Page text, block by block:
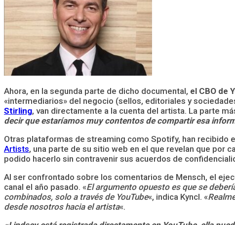
Ahora, en la segunda parte de dicho documental, el CBO de
«intermediarios» del negocio (sellos, editoriales y
Stirling, van directamente a la cuenta del artista. La parte
decir que estaríamos muy contentos de compartir esa
Otras plataformas de streaming como Spotify, han
Artists, una parte de su sitio web en el que revelan que por
podido hacerlo sin contravenir sus acuerdos de
Al ser confrontado sobre los comentarios de Mensch, el
canal el año pasado. «El argumento opuesto es que se
combinados, solo a través de YouTube«, indica Kyncl. «
desde nosotros hacia el artista«.